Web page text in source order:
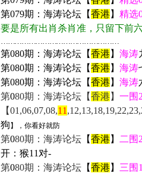
第079期：海涛论坛【香港 】 精选
要是所有出肖杀肖准，只留下前
……………………………………………
第080期：海涛论坛【香港 】 海涛
第080期：海涛论坛【香港 】 海涛
第080期：海涛论坛【香港 】 海涛
第080期：海涛论坛【香港 】 一围
【01,06,07,08,11
狗 】，你看好就防
第080期：海涛论坛 【香港 】
二围
开： 猴11 对-
第080期：海涛论坛 【香港 】 三围